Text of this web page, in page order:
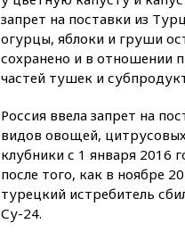
запрет на поставки из
огурцы, яблоки и груши
сохранено и в отношении
частей тушек и
Россия ввела запрет на
видов овощей,
клубники с 1 января 2016
после того, как в ноябре
турецкий истребитель
Су-24.